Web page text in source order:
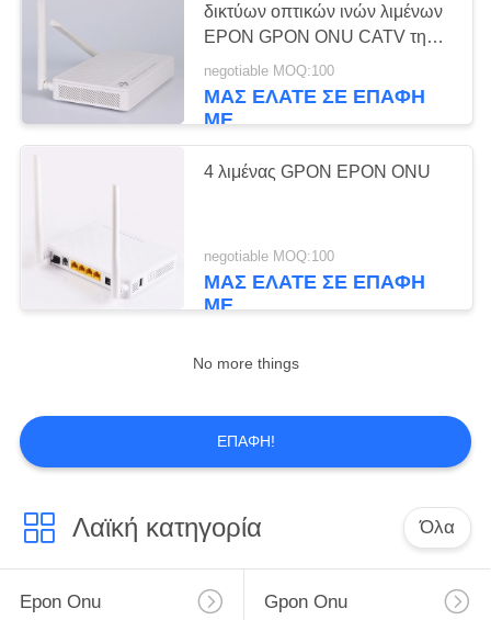
δικτύων οπτικών ινών λιμένων
EPON GPON ONU CATV της
Γερμανίας 4
negotiable MOQ:100
ΜΑΣ ΕΛΆΤΕ ΣΕ ΕΠΑΦΉ
ΜΕ
4 λιμένας GPON EPON ONU
negotiable MOQ:100
ΜΑΣ ΕΛΆΤΕ ΣΕ ΕΠΑΦΉ
ΜΕ
No more things
ΕΠΑΦΉ!
Λαϊκή κατηγορία Όλα
Epon Onu Gpon Onu